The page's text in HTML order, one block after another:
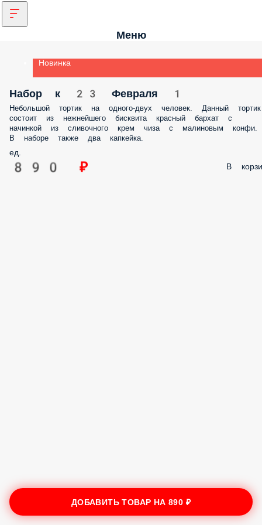
Меню
Новинка
Набор к 23 Февраля 1
Небольшой тортик на одного-двух человек. Данный тортик
состоит из нежнейшего бисквита красный бархат с
начинкой из сливочного крем чиза с малиновым конфи.
В наборе также два капкейка.
ед.
890 ₽ В
ДОБАВИТЬ ТОВАР НА890 ₽